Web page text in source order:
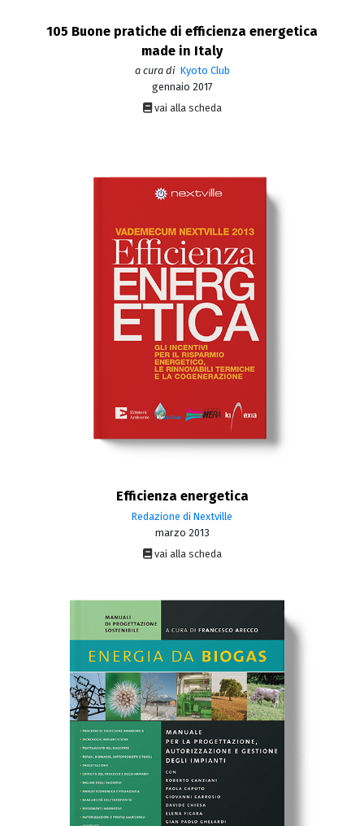
105 Buone pratiche di efficienza energetica
made in Italy
a cura di Kyoto Club
gennaio 2017
vai alla scheda
Efficienza energetica
Redazione di Nextville
marzo 2013
vai alla scheda